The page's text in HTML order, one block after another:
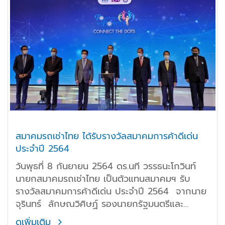
สมาคมรถเช่าไทย ได้รับรางวัลสมาคมการค้าดีเด่น
ประจำปี 2564
วันพุธที่ 8 กันยายน 2564 ดร.นที วรรธนะโกวินท์
นายกสมาคมรถเช่าไทย เป็นตัวแทนสมาคมฯ รับ
รางวัลสมาคมการค้าดีเด่น ประจำปี 2564 จากนาย
จุรินทร์ ลักษณวิศิษฏ์ รองนายกรัฐมนตรีและ
รัฐมนตรีว่าการกระทรวงพาณิชย์
ดูเพิ่มเติม